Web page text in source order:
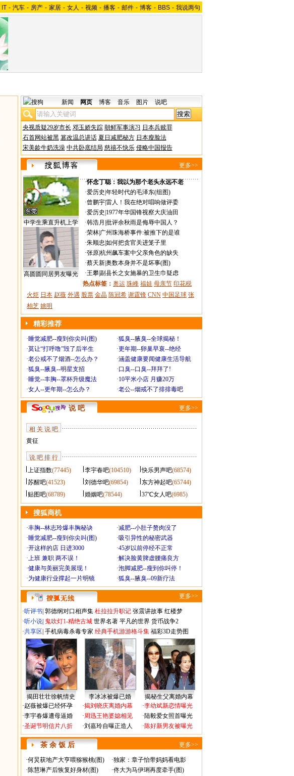
IT - 汽车 - 房产 - 家居 - 女人 - 视频 - 播客 - 邮件 - 博客 - BBS - 我说两句
新闻 网页 博客 音乐 图片 说吧
央视质疑29岁市长 邓玉娇失踪 朝鲜军事演习 日本兵赎罪
石首网站被黑 篡改温总讲话 夏日减肥秘方 日本瘦脸法
宋美龄牛奶洗澡 中共卧底结局 慈禧不快乐 侵略中国报告
更多>>
中学生乘直升机上学
高圆圆同居男友曝光
·怀念丁聪：我以为那个老头永远不老
·爱历史 年轻时代的毛泽东(组图)
·曾鹏宇|雷人！我在绝对唱响做评委
·爱历史 1977年华国锋视察大庆油田
·韩浩月 批评余秋雨是侮辱中国人？
·荣林| 广州珠海桥事件:被推下的是谁
·朱顺忠 如何把贪官关进笼子里
·张原|杭州飙车案中父亲角色的缺失
·蔡天新|奥数本身并不是坏事(图)
·王攀|副县长之女施暴的卫生巾疑虑
热点标签： 奥运 珠峰 福娃 母亲节 印花税
火炬 日本 赵薇 外遇 股票 金晶 陈冠希 谢霆锋 CNN 中国足球 张
柏芝 姚明
精彩推荐
·睡觉减肥--瘦到你尖叫(图) ·狐臭--腋臭--全球揭秘！
·莫让“打呼噜”毁了后半生 ·更年期--卵巢早衰--绝经
·老公戒不了烟酒--怎么办？ ·涵盖健康要闻健康生活导航
·狐臭--腋臭--明星支招 ·口臭--口臭--拜拜了!
·睡觉--丰胸--罩杯升级魔法 ·10平米小店 月赚20万
·女人--更年期--怎么办？ ·老公--烟戒不了排排毒吧
说 吧 更多>>
相 关 说 吧
黄征
说 吧 排 行
上证指数(77445) 李宇春吧(104510) 快乐男声吧(68574)
苏醒吧(41523) 刘德华吧(69854) 东方神起吧(65744)
贴图吧(68789) 婚姻吧(78544) 37℃女人吧(6985)
搜狐商机
·丰胸--林志玲爆丰胸秘诀 ·减肥--小肚子赘肉没了
·睡觉减肥--瘦到你尖叫(图) ·吸引异性的秘密武器
·开这样的店 日进3000 ·45岁以前停经不正常
·上班 兼职 两不误！ ·解决脸黄脾虚腰痛良方
·健康与美丽完美展现！ ·泡脚减肥--瘦到你叫停！
·为健康行业撑起一片明镜 ·狐臭--腋臭--09新疗法
更多>>
·听评书 郭德纲对口相声集 杜拉拉升职记 张震讲故事 红楼梦
·听小说 鬼吹灯1-精绝古城 世界名著 平凡的世界 货币战争2
·共享区 手机病毒杀毒专家 经典手机游游格斗集 福彩3D走势图
揭田壮壮徐帆情史 李冰冰被爆已婚
揭秘生父离婚内幕
·赵薇被爆已经怀孕
·李宇春爆遭母逼婚
·圣诞节明信片八折
·揭刘晓庆离婚内幕
·周迅王艳婆媳相见
·刘嘉玲自曝正造人
·李幼斌新恋情曝光
·陆毅爱女照首曝光
·陈好新男友被曝光
茶 余 饭 后 更多>>
·何炅获地产大亨喂猕猴桃(图) ·独家：章子怡带妈妈看电影
·陈慧琳产后恢复好身材(图) ·佟大为马伊琍再度牵手(图)